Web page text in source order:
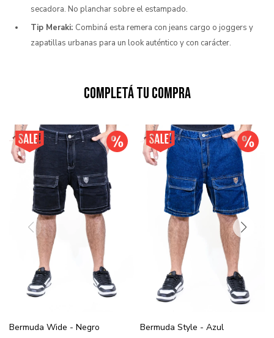
secadora. No planchar sobre el estampado.
Tip Meraki: Combiná esta remera con jeans cargo o joggers y
zapatillas urbanas para un look auténtico y con carácter.
Completá tu compra
Bermuda Wide - Negro Bermuda Style - Azul